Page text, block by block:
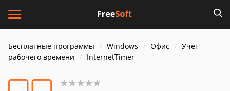
Бесплатные программы Windows Офис
Учет
рабочего времени
InternetTimer